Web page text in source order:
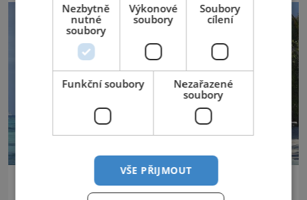
Nezbytně
nutné
soubory
Výkonové
soubory
Soubory
cílení
Funkční soubory
Nezařazené
soubory
VŠE PŘIJMOUT